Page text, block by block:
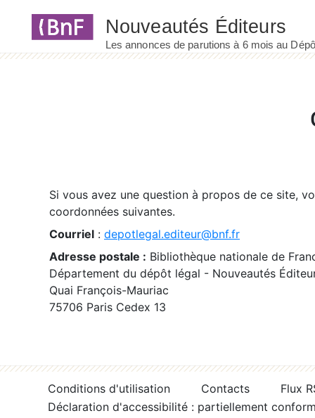
Si vous avez une question à propos de ce site,
coordonnées suivantes.
Courriel : depotlegal.editeur@bnf.fr
Adresse postale : Bibliothèque nationale de
Département du dépôt légal - Nouveautés
Quai François-Mauriac
75706 Paris Cedex 13
Conditions d'utilisation Contacts
Flux
Déclaration d'accessibilité : partiellement